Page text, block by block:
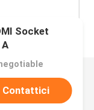
Socket
Contattici